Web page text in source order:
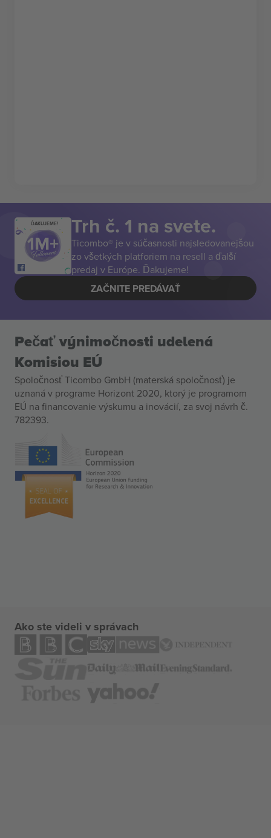
ĎAKUJEME! Trh č. 1 na svete.
Ticombo® je v súčasnosti najsledovanejšou
zo všetkých platforiem na resell a ďalší
predaj v Európe. Ďakujeme!
ZAČNITE PREDÁVAŤ
Pečať výnimočnosti udelená
Komisiou EÚ
Spoločnosť Ticombo GmbH (materská spoločnosť) je
uznaná v programe Horizont 2020, ktorý je programom
EÚ na financovanie výskumu a inovácií, za svoj návrh č.
782393.
Ako ste videli v správach